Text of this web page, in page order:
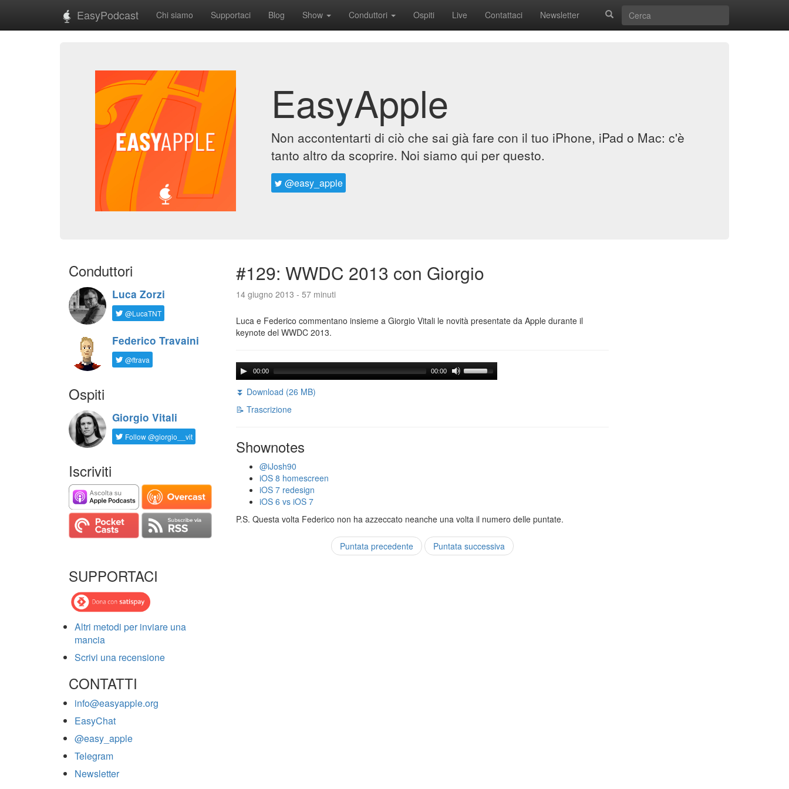
EasyPodcast Chi siamo Supportaci Blog Show Conduttori Ospiti Live Contattaci Newsletter
EasyApple
Non accontentarti di ciò che sai già fare con il tuo iPhone, iPad o Mac: c'è
tanto altro da scoprire. Noi siamo qui per questo.
@easy_apple
Conduttori
Luca Zorzi
@LucaTNT
Federico Travaini
@ftrava
Ospiti
Giorgio Vitali
Follow @giorgio__vit
Iscriviti
SUPPORTACI
Altri metodi per inviare una
mancia
Scrivi una recensione
CONTATTI
info@easyapple.org
EasyChat
@easy_apple
Telegram
Newsletter
#129: WWDC 2013 con Giorgio
14 giugno 2013 - 57 minuti
Luca e Federico commentano insieme a Giorgio Vitali le novità presentate da Apple durante il
keynote del WWDC 2013.
00:00 00:00
⏬ Download (26 MB)
📝 Trascrizione
Shownotes
@iJosh90
iOS 8 homescreen
iOS 7 redesign
iOS 6 vs iOS 7
P.S. Questa volta Federico non ha azzeccato neanche una volta il numero delle puntate.
Puntata precedente Puntata successiva